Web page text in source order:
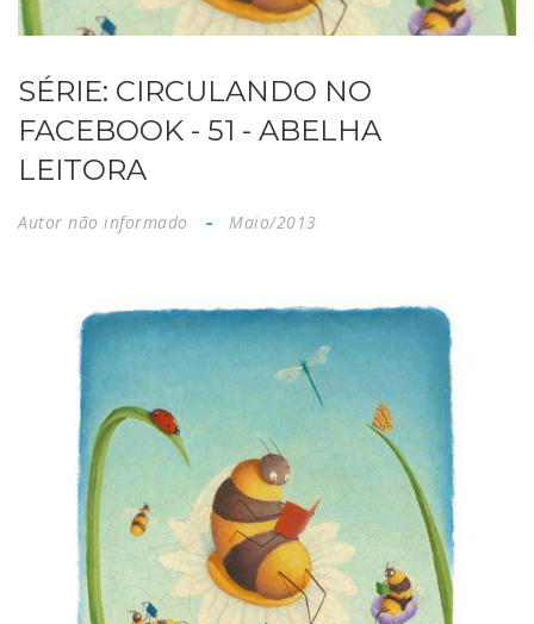
SÉRIE: CIRCULANDO NO
FACEBOOK - 51 - ABELHA
LEITORA
Autor não informado Maio/2013